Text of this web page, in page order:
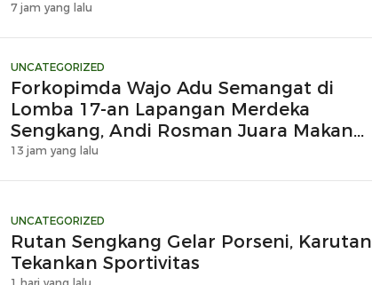
7 jam yang lalu
UNCATEGORIZED
Forkopimda Wajo Adu Semangat di
Lomba 17-an Lapangan Merdeka
Sengkang, Andi Rosman Juara Makan
Krupuk
13 jam yang lalu
UNCATEGORIZED
Rutan Sengkang Gelar Porseni, Karutan
Tekankan Sportivitas